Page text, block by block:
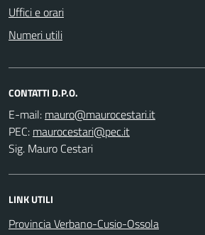
Uffici e orari
Numeri utili
CONTATTI D.P.O.
E-mail:
PEC:
Sig. Mauro Cestari
LINK UTILI
Provincia Verbano-Cusio-Ossola